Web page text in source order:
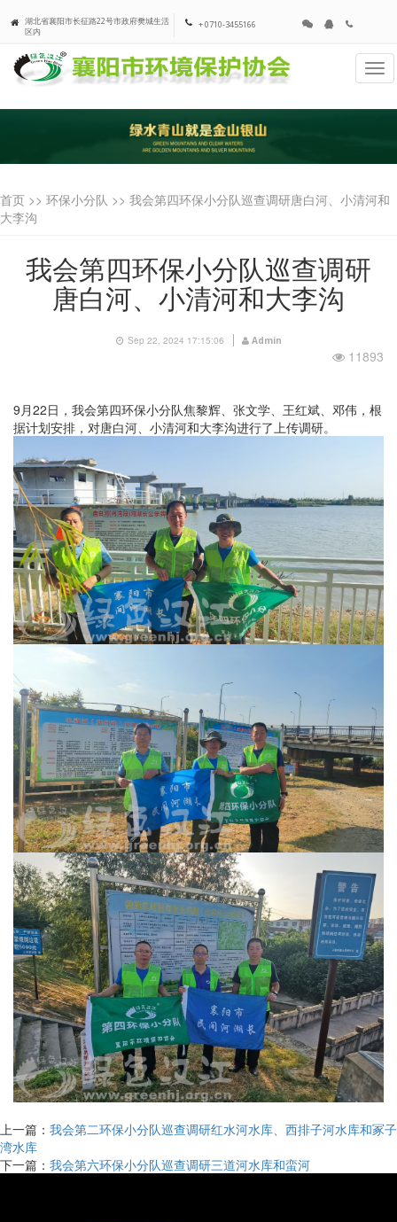
湖北省襄阳市长征路22号市政府樊城生活
区内
+ 0710-3455166
首页 >> 环保小分队 >> 我会第四环保小分队巡查调研唐白河、小清河和
大李沟
我会第四环保小分队巡查调研
唐白河、小清河和大李沟
Sep 22, 2024 17:15:06 Admin
11893
9月22日，我会第四环保小分队焦黎辉、张文学、王红斌、邓伟，根
据计划安排，对唐白河、小清河和大李沟进行了上传调研。
上一篇： 我会第二环保小分队巡查调研红水河水库、西排子河水库和冢子
湾水库
下一篇： 我会第六环保小分队巡查调研三道河水库和蛮河